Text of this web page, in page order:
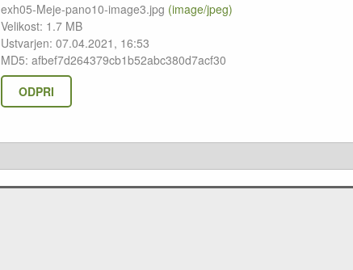
exh05-Meje-pano10-image3.jpg (image/jpeg)
Velikost: 1.7 MB
Ustvarjen: 07.04.2021, 16:53
MD5: afbef7d264379cb1b52abc380d7acf30
ODPRI